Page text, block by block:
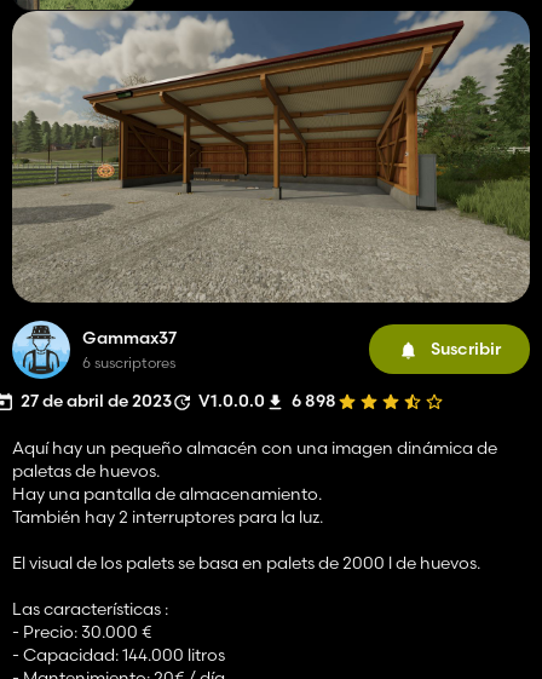
Gammax37
6 suscriptores
Suscribir
27 de abril de 2023 V1.0.0.0 6 898
Aquí hay un pequeño almacén con una imagen dinámica de
paletas de huevos.
Hay una pantalla de almacenamiento.
También hay 2 interruptores para la luz.
El visual de los palets se basa en palets de 2000 l de huevos.
Las características :
- Precio: 30.000 €
- Capacidad: 144.000 litros